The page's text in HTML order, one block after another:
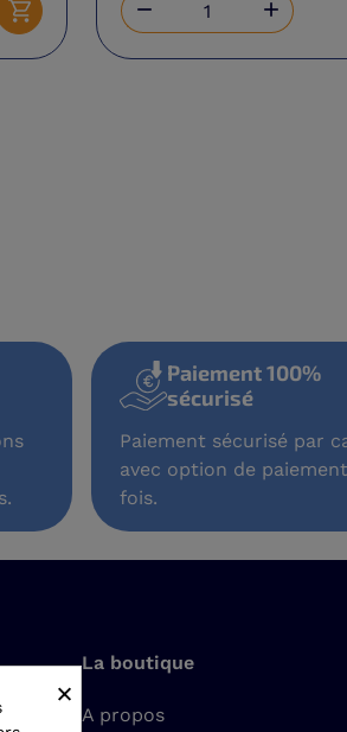
Ajouter au panier
 
Paiement 100%
sécurisé
Paiement sécurisé par
avec option de
fois.
La boutique
A propos
×